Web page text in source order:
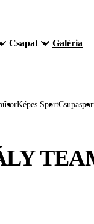
Csapat Galéria
Képes Sport